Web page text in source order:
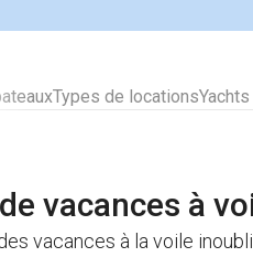
Types de locations
vacances à
vacances à la voile